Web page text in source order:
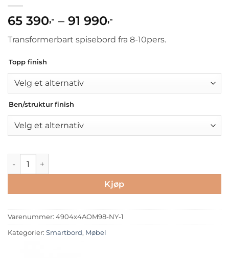
65 390,- – 91 990,-
65
390,-
91
Transformerbart spisebord fra 8-10pers.
Topp finish
Ben/struktur finish
4x4 S antall
Kjøp
Varenummer: 4904x4AOM98-NY-1
Kategorier: Smartbord, Møbel